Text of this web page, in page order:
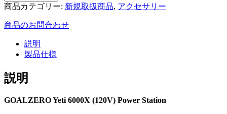
商品カテゴリー: 新規取扱商品, アクセサリー
商品のお問合わせ
説明
製品仕様
説明
GOALZERO Yeti 6000X (120V) Power Station